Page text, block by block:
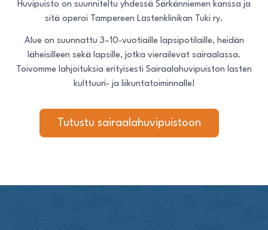
Huvipuisto on suunniteltu yhdessä Särkänniemen kanssa ja
sitä operoi Tampereen Lastenklinikan Tuki ry.
Alue on suunnattu 3–10-vuotiaille lapsipotilaille, heidän
läheisilleen sekä lapsille, jotka vierailevat sairaalassa.
Toivomme lahjoituksia erityisesti Sairaalahuvipuiston lasten
kulttuuri- ja liikuntatoiminnalle!
Tutustu sairaalahuvipuistoon